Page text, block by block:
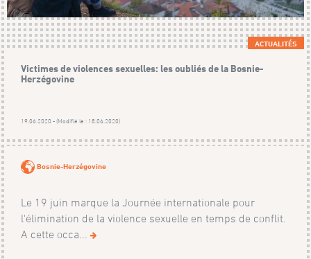
ACTUALITÉS
Victimes de violences sexuelles: les oubliés de la Bosnie-
Herzégovine
19.06.2020 - (Modifié le : 18.06.2020)
Bosnie-Herzégovine
Le 19 juin marque la Journée internationale pour
l'élimination de la violence sexuelle en temps de conflit.
A cette occa...